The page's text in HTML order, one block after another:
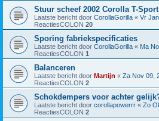
Stuur scheef 2002 Corolla T-Sport
Laatste bericht door CorollaGorilla « Vr
ReactiesCOLON 20
Sporing fabriekspecificaties
Laatste bericht door CorollaGorilla « Ma
ReactiesCOLON 1
Balanceren
Laatste bericht door Martijn « Za Nov 09,
ReactiesCOLON 2
Schokdempers voor achter
Laatste bericht door corollapowerrr « Zo
ReactiesCOLON 2